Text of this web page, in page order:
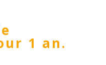
1 an.